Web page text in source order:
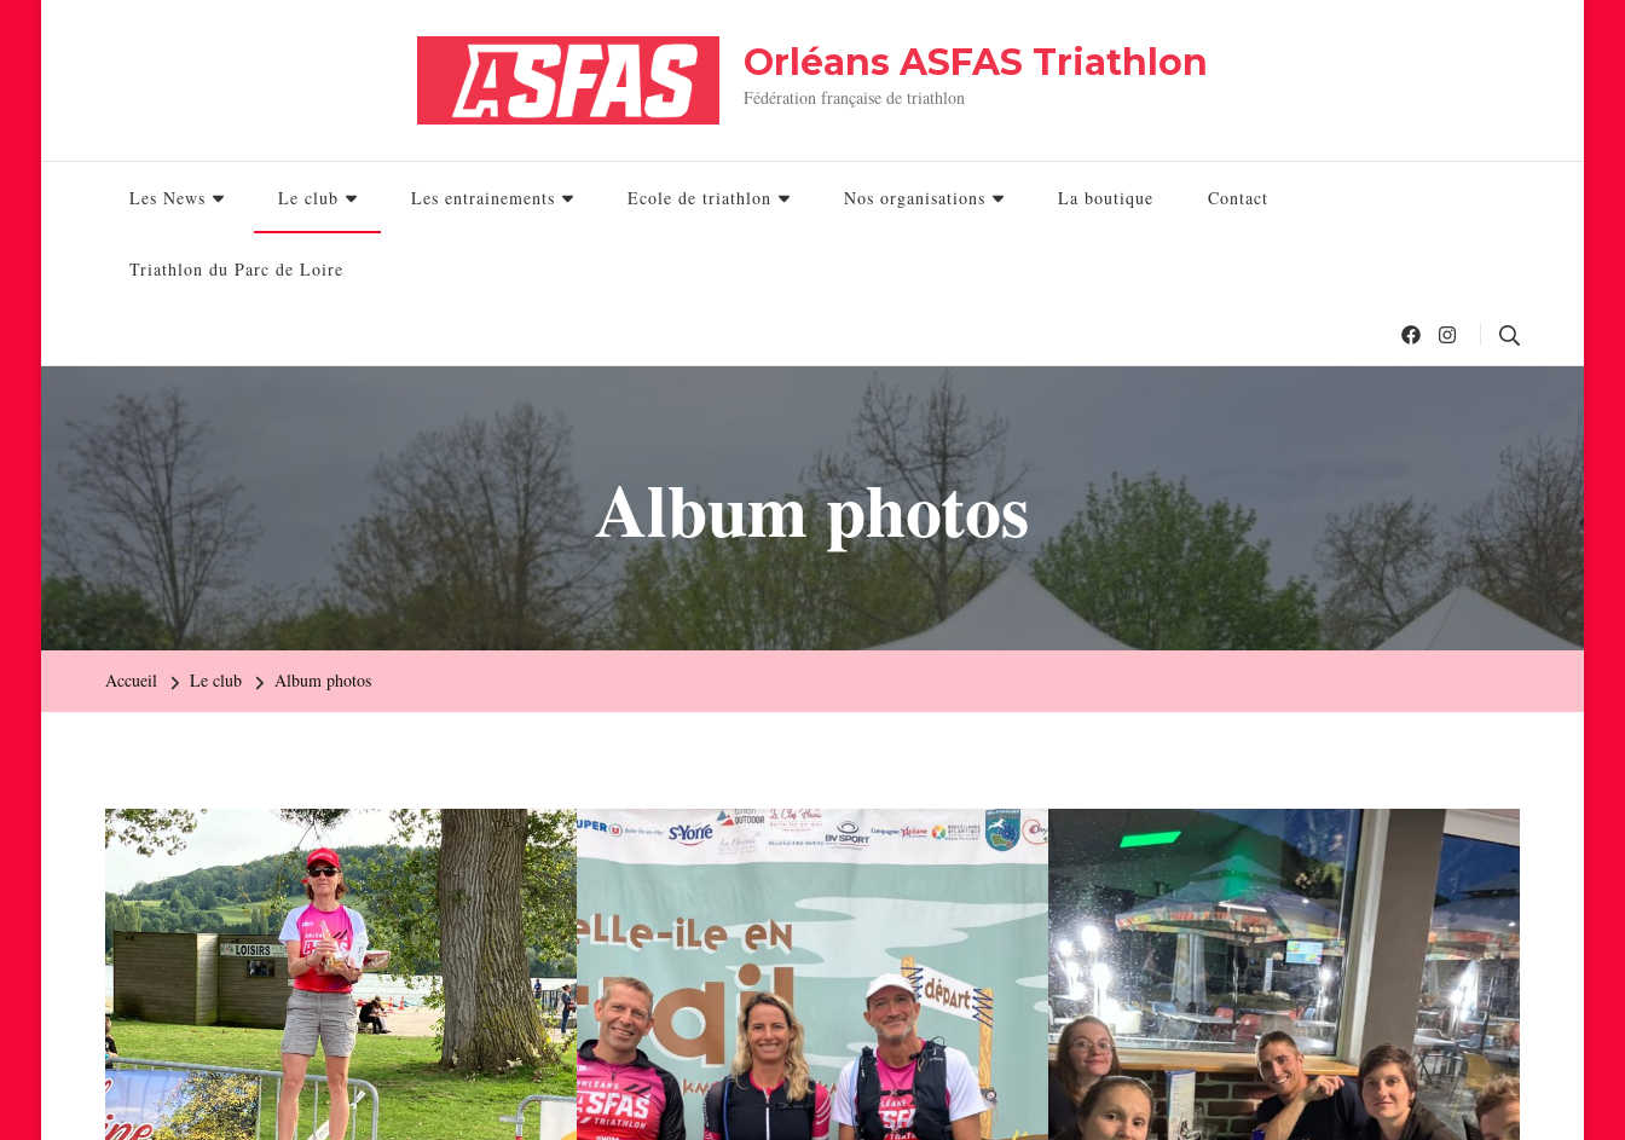
Orléans ASFAS Triathlon
Fédération française de triathlon
Les News Le club Les entrainements Ecole de triathlon Nos organisations La boutique Contact
Triathlon du Parc de Loire
Album photos
Accueil Le club Album photos